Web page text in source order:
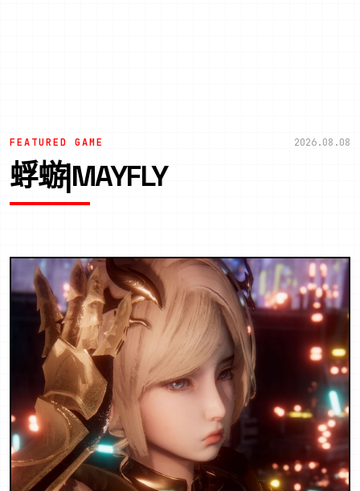
FEATURED GAME 2026.08.08
蜉蝣|MAYFLY